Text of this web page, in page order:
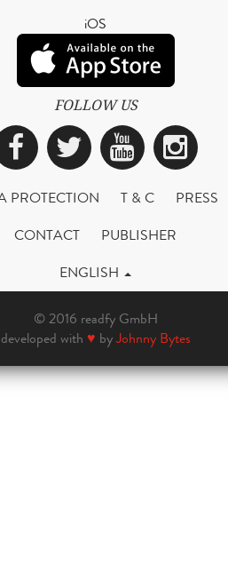
iOS
FOLLOW US
Facebook
Twitter
PROTECTION T & C
PRESS
CONTACT
PUBLISHER
ENGLISH
© 2016 readfy GmbH
developed with ♥ byJohnny Bytes